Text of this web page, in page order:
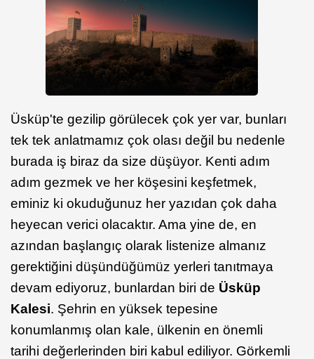
Üsküp'te gezilip görülecek çok yer var, bunları
tek tek anlatmamız çok olası değil bu nedenle
burada iş biraz da size düşüyor. Kenti adım
adım gezmek ve her köşesini keşfetmek,
eminiz ki okuduğunuz her yazıdan çok daha
heyecan verici olacaktır. Ama yine de, en
azından başlangıç olarak listenize almanız
gerektiğini düşündüğümüz yerleri tanıtmaya
devam ediyoruz, bunlardan biri de Üsküp
Kalesi. Şehrin en yüksek tepesine
konumlanmış olan kale, ülkenin en önemli
tarihi değerlerinden biri kabul ediliyor. Görkemli